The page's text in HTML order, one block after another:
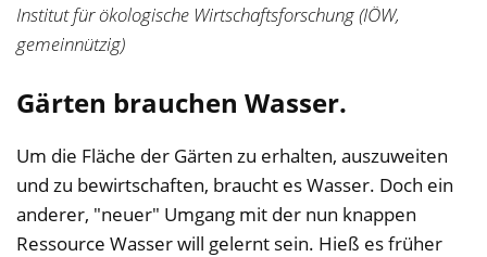
Institut für ökologische Wirtschaftsforschung (IÖW,
gemeinnützig)
Gärten brauchen Wasser.
Um die Fläche der Gärten zu erhalten, auszuweiten
und zu bewirtschaften, braucht es Wasser. Doch ein
anderer, "neuer" Umgang mit der nun knappen
Ressource Wasser will gelernt sein. Hieß es früher